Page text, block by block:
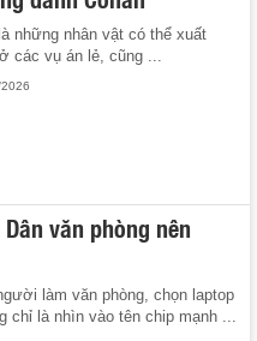
những nhân vật có thể xuất
các vụ án lẻ, cũng ...
văn phòng nên
làm văn phòng, chọn laptop
chỉ là nhìn vào tên chip mạnh ...